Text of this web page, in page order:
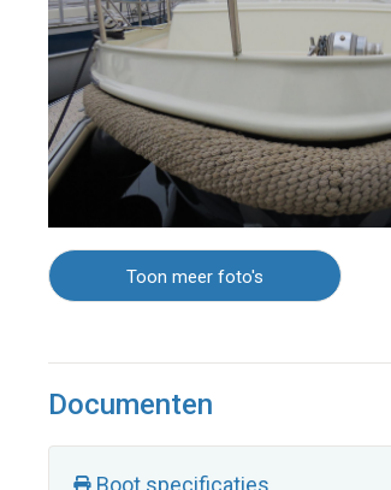
Toon meer foto's
Documenten
Boot specificaties